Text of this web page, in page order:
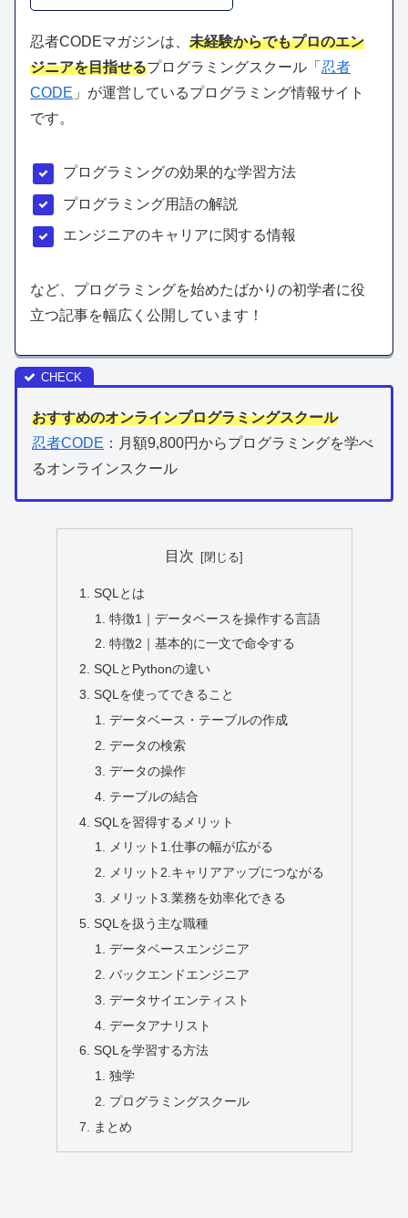
忍者CODEマガジンは、 未経験からでもプロのエン
ジニアを目指せるプログラミングスクール「 忍者
CODE 」が運営しているプログラミング情報サイト
です。
プログラミングの効果的な学習方法
プログラミング用語の解説
エンジニアのキャリアに関する情報
など、プログラミングを始めたばかりの初学者に役
立つ記事を幅広く公開しています！
おすすめのオンラインプログラミングスクール
忍者CODE ：月額9,800円からプログラミングを学べ
るオンラインスクール
目次
SQLとは
特徴1｜データベースを操作する言語
特徴2｜基本的に一文で命令する
SQLとPythonの違い
SQLを使ってできること
データベース・テーブルの作成
データの検索
データの操作
テーブルの結合
SQLを習得するメリット
メリット1.仕事の幅が広がる
メリット2.キャリアアップにつながる
メリット3.業務を効率化できる
SQLを扱う主な職種
データベースエンジニア
バックエンドエンジニア
データサイエンティスト
データアナリスト
SQLを学習する方法
独学
プログラミングスクール
まとめ